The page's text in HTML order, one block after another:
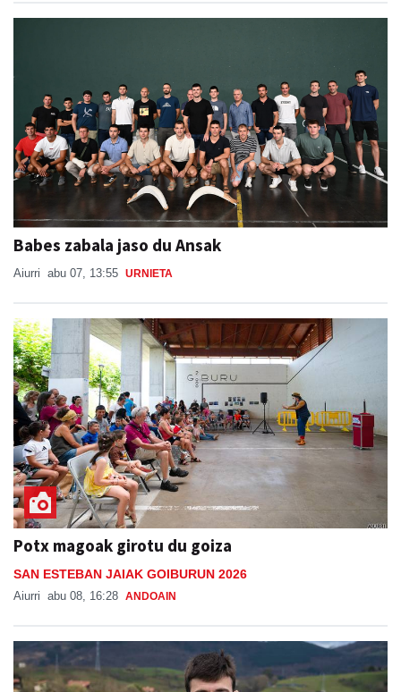
Babes zabala jaso du Ansak
Aiurri abu 07, 13:55 URNIETA
Potx magoak girotu du goiza
SAN ESTEBAN JAIAK GOIBURUN 2026
Aiurri abu 08, 16:28 ANDOAIN